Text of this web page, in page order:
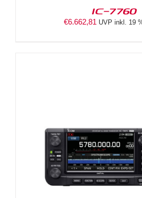
IC-7760
€6.662,81 UVP inkl. 19